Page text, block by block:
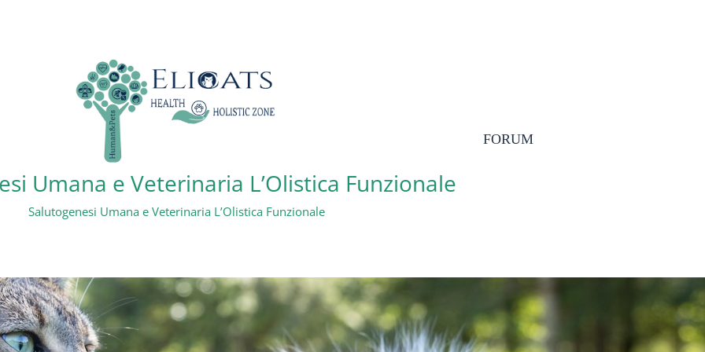
Umana e Veterinaria L’Olistica Funzionale
Salutogenesi Umana e Veterinaria L’Olistica Funzionale
FORUM